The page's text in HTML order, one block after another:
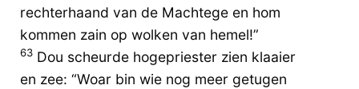
rechterhaand van de Machtege en hom
kommen zain op wolken van hemel!”
63 Dou scheurde hogepriester zien klaaier
en zee: “Woar bin wie nog meer getugen